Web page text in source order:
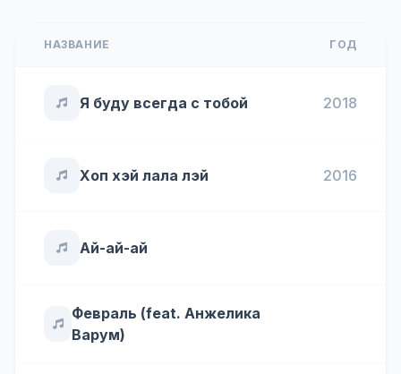
НАЗВАНИЕ ГОД
Я буду всегда с тобой 2018
Хоп хэй лала лэй 2016
Ай-ай-ай
Февраль (feat. Анжелика
Варум)